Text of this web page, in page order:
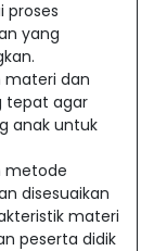
proses
yang
materi dan
tepat agar
anak untuk
metode
disesuaikan
materi
peserta didik